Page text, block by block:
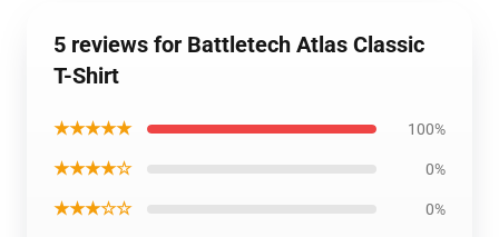
5 reviews for Battletech Atlas Classic
T-Shirt
★★★★★ 100%
★★★★☆ 0%
★★★☆☆ 0%